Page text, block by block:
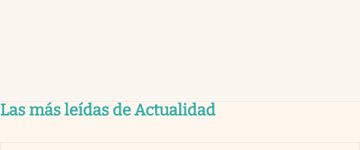
Las más leídas de Actualidad